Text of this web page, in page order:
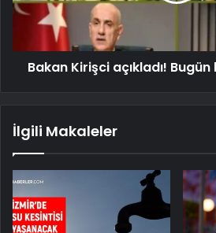
Bakan Kirişci açıkladı!
İlgili Makaleler